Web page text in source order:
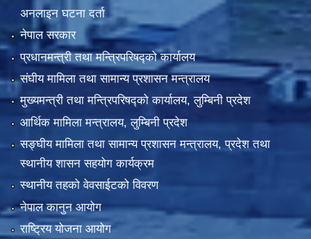
अनलाइन घटना दर्ता
नेपाल सरकार
प्रधानमन्त्री तथा मन्त्रिपरिषद्को कार्यालय
संघीय मामिला तथा सामान्य प्रशासन मन्त्रालय
मुख्यमन्त्री तथा मन्त्रिपरिषद्को कार्यालय, लुम्बिनी प्रदेश
आर्थिक मामिला मन्त्रालय, लुम्बिनी प्रदेश
सङ्घीय मामिला तथा सामान्य प्रशासन मन्त्रालय, प्रदेश तथा
स्थानीय शासन सहयोग कार्यक्रम
स्थानीय तहको वेवसाईटको विवरण
नेपाल कानुन आयोग
राष्ट्रिय योजना आयोग